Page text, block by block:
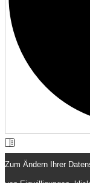
Zum Ändern Ihrer